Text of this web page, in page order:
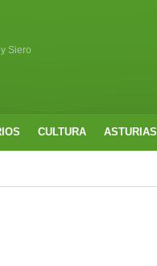
Siero
CULTURA ASTURIAS